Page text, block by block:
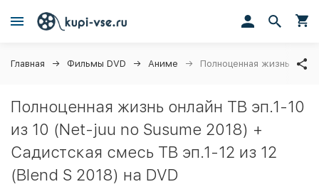
Главная Фильмы DVD Аниме Полноценная жизнь
Полноценная жизнь онлайн ТВ эп.1-10
из 10 (Net-juu no Susume 2018) +
Садистская смесь ТВ эп.1-12 из 12
(Blend S 2018) на DVD